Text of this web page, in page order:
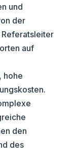
und
der
auf
hohe
den
des